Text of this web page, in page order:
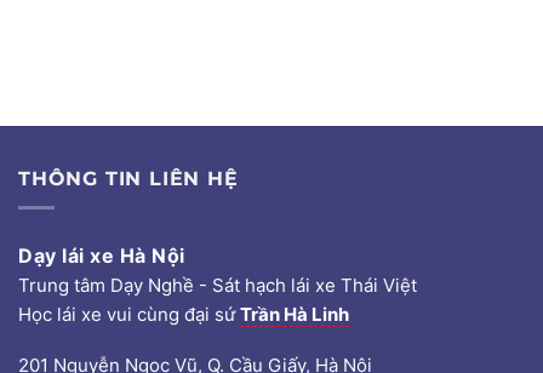
THÔNG TIN LIÊN HỆ
Dạy lái xe Hà Nội
Trung tâm Dạy Nghề - Sát hạch lái xe Thái Việt
Học lái xe vui cùng đại sứTrần Hà Linh
201 Nguyễn Ngọc Vũ, Q. Cầu Giấy, Hà Nội